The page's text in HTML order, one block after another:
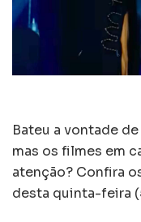
Bateu a vontade
mas os filmes em
atenção? Confira
desta quinta-feira